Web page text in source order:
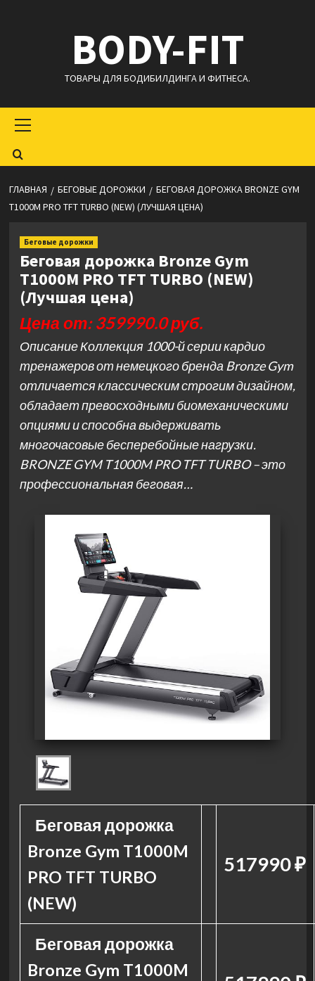
BODY-FIT
ТОВАРЫ ДЛЯ БОДИБИЛДИНГА И ФИТНЕСА.
меню
ГЛАВНАЯ БЕГОВЫЕ ДОРОЖКИ
БЕГОВАЯ ДОРОЖКА BRONZE GYM
T1000M PRO TFT TURBO (NEW) (ЛУЧШАЯ ЦЕНА)
Беговые дорожки
Беговая дорожка Bronze Gym
T1000M PRO TFT TURBO (NEW)
(Лучшая цена)
Цена от: 359990.0 руб.
Описание Коллекция 1000-й серии кардио
тренажеров от немецкого бренда Bronze Gym
отличается классическим строгим дизайном,
обладает превосходными биомеханическими
опциями и способна выдерживать
многочасовые бесперебойные нагрузки.
BRONZE GYM T1000M PRO TFT TURBO – это
профессиональная беговая…
Беговая дорожка
Bronze Gym T1000M
PRO TFT TURBO
(NEW)
517990 ₽
Беговая дорожка
Bronze Gym T1000M